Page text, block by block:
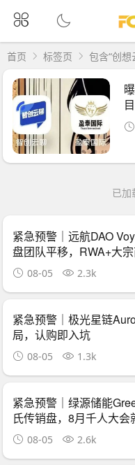
首页 标签页 包含“创想
已加
紧急预警｜远航DAO
盘团队平移，RWA+大
剧本08-05 2.3k
紧急预警｜极光星链
局，认购即入坑
08-05 1.3k
紧急预警｜绿源储能
氏传销盘，8月千人大会
08-05 2.6k